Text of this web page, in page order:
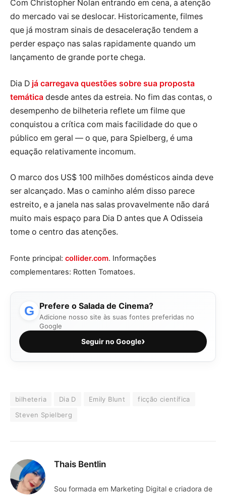
Com Christopher Nolan entrando em cena, a atenção
do mercado vai se deslocar. Historicamente, filmes
que já mostram sinais de desaceleração tendem a
perder espaço nas salas rapidamente quando um
lançamento de grande porte chega.
Dia D já carregava questões sobre sua proposta
temática desde antes da estreia. No fim das contas, o
desempenho de bilheteria reflete um filme que
conquistou a crítica com mais facilidade do que o
público em geral — o que, para Spielberg, é uma
equação relativamente incomum.
O marco dos US$ 100 milhões domésticos ainda deve
ser alcançado. Mas o caminho além disso parece
estreito, e a janela nas salas provavelmente não dará
muito mais espaço para Dia D antes que A Odisseia
tome o centro das atenções.
Fonte principal: collider.com. Informações
complementares: Rotten Tomatoes.
G Prefere o Salada de Cinema?
Adicione nosso site às suas fontes preferidas no
Google
Seguir no Google›
bilheteria Dia D Emily Blunt
ficção científica
Steven Spielberg
Thais Bentlin
Sou formada em Marketing Digital e criadora de